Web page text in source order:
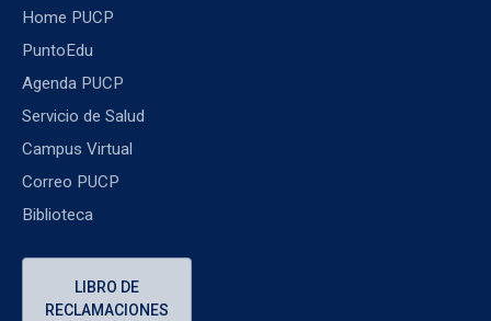
Home PUCP
PuntoEdu
Agenda PUCP
Servicio de Salud
Campus Virtual
Correo PUCP
Biblioteca
LIBRO DE
RECLAMACIONES